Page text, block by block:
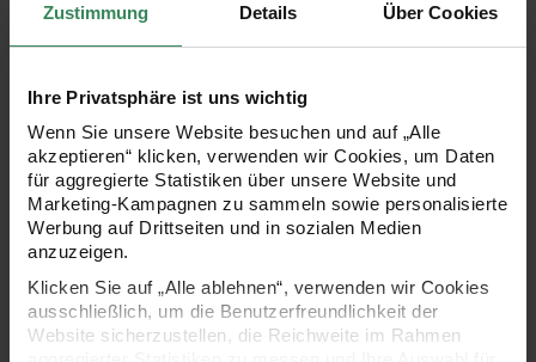
Zustimmung Details Über Cookies
Ihre Privatsphäre ist uns wichtig
Wenn Sie unsere Website besuchen und auf „Alle
akzeptieren“ klicken, verwenden wir Cookies, um Daten
für aggregierte Statistiken über unsere Website und
Marketing-Kampagnen zu sammeln sowie personalisierte
Werbung auf Drittseiten und in sozialen Medien
anzuzeigen.
Klicken Sie auf „Alle ablehnen“, verwenden wir Cookies
ausschließlich, um die Benutzerfreundlichkeit der
Website sicherzustellen, die Reichweite im Rahmen
Grußbotschaft dazu schreiben und schon ist eine hübsche
gepresste Blüten als tolles Deko-Element oder zur
Gestaltung von Grußkarten und Geschenkverpackungen
Ammi Zweig, rosa
Inhalt: 1 Stück
Es handelt sich um natürlich gepresste Pflanzen, einige
wurden zusätzlich eingefärbt. Die Pflanzen können daher in